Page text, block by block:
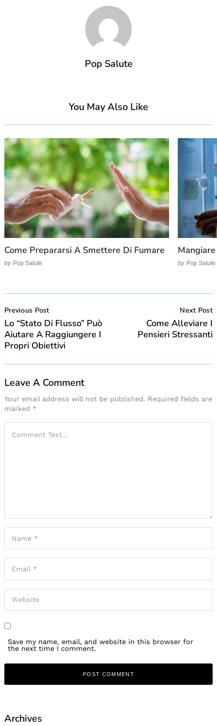
Pop Salute
You May Also Like
Come Prepararsi A Smettere Di Fumare
by Pop Salute by Pop Salute
Navigation
Previous Post
Lo “stato Di Flusso” Può
Aiutare A Raggiungere I
Propri Obiettivi
Next Post
Come Alleviare I
Pensieri Stressanti
Leave A Comment
Your email address will not be published. Required fields are
marked *
Save my name, email, and website in this browser for
the next time I comment.
Archives